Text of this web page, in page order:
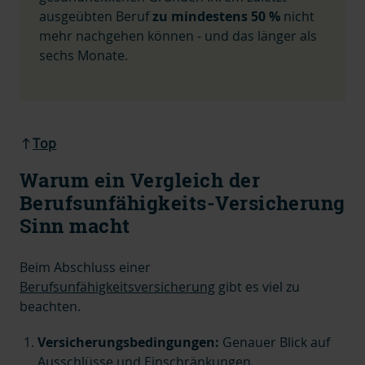
ausgeübten Berufzu mindestens 50 % nicht
mehr nachgehen können - und das länger als
sechs Monate.
Top
Warum ein Vergleich der
Berufsunfähigkeits-Versicherung
Sinn macht
Beim Abschluss einer
Berufsunfähigkeitsversicherung gibt es viel zu
beachten.
Versicherungsbedingungen: Genauer Blick auf
Ausschlüsse und Einschränkungen.